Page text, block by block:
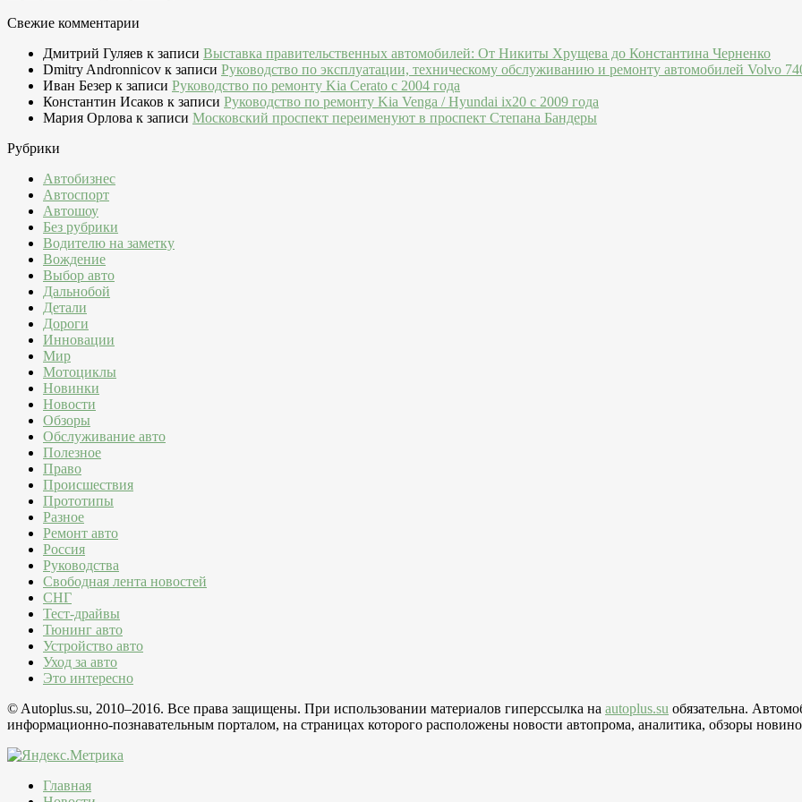
Свежие комментарии
Дмитрий Гуляев к записи Выставка правительственных автомобилей: От Никиты Хрущева до Константина Черненко
Dmitry Andronnicov к записи Руководство по эксплуатации, техническому обслуживанию и ремонту автомобилей Volvo
Иван Безер к записи Руководство по ремонту Kia Cerato c 2004 года
Константин Исаков к записи Руководство по ремонту Kia Venga / Hyundai ix20 c 2009 года
Мария Орлова к записи Московский проспект переименуют в проспект Степана Бандеры
Рубрики
Автобизнес
Автоспорт
Автошоу
Без рубрики
Водителю на заметку
Вождение
Выбор авто
Дальнобой
Детали
Дороги
Инновации
Мир
Мотоциклы
Новинки
Новости
Обзоры
Обслуживание авто
Полезное
Право
Происшествия
Прототипы
Разное
Ремонт авто
Россия
Руководства
Свободная лента новостей
СНГ
Тест-драйвы
Тюнинг авто
Устройство авто
Уход за авто
Это интересно
© Autoplus.su, 2010–2016. Все права защищены. При использовании материалов гиперссылка на autoplus.su обязательна.
информационно-познавательным порталом, на страницах которого расположены новости автопрома, аналитика, обзоры
Главная